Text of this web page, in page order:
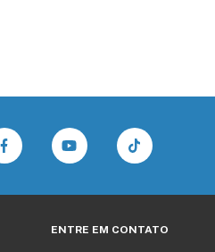
ENTRE EM CONTATO